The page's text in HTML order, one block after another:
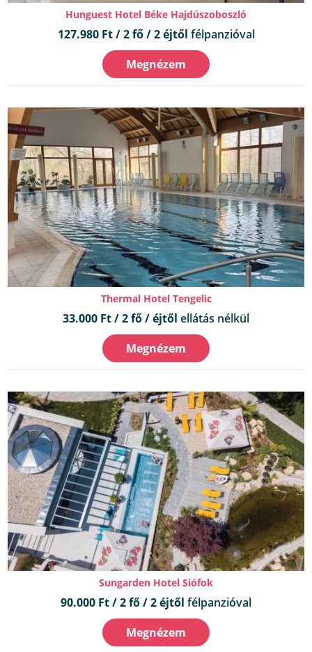
Hunguest Hotel Béke Hajdúszoboszló
127.980 Ft / 2 fő / 2 éjtől félpanzióval
Megnézem
Thermal Hotel Tengelic
33.000 Ft / 2 fő / éjtől ellátás nélkül
Megnézem
Sungarden Hotel Siófok
90.000 Ft / 2 fő / 2 éjtől félpanzióval
Megnézem